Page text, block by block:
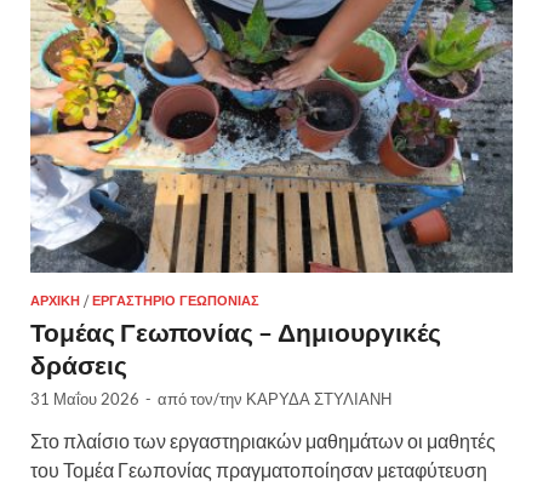
ΑΡΧΙΚΉ /ΕΡΓΑΣΤΉΡΙΟ ΓΕΩΠΟΝΊΑΣ
Τομέας Γεωπονίας – Δημιουργικές
δράσεις
31 Μαΐου 2026 - από τον/την ΚΑΡΥΔΑ ΣΤΥΛΙΑΝΗ
Στο πλαίσιο των εργαστηριακών μαθημάτων οι μαθητές
του Τομέα Γεωπονίας πραγματοποίησαν μεταφύτευση